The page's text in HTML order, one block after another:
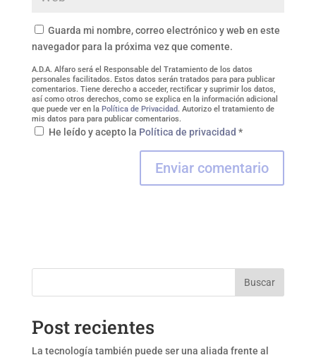
Guarda mi nombre, correo electrónico y web en este
navegador para la próxima vez que comente.
A.D.A. Alfaro será el Responsable del Tratamiento de los datos
personales facilitados. Estos datos serán tratados para para publicar
comentarios. Tiene derecho a acceder, rectificar y suprimir los datos,
así como otros derechos, como se explica en la información adicional
que puede ver en la Política de Privacidad. Autorizo el tratamiento de
mis datos para para publicar comentarios.
He leído y acepto la Política de privacidad *
Buscar
Post recientes
La tecnología también puede ser una aliada frente al